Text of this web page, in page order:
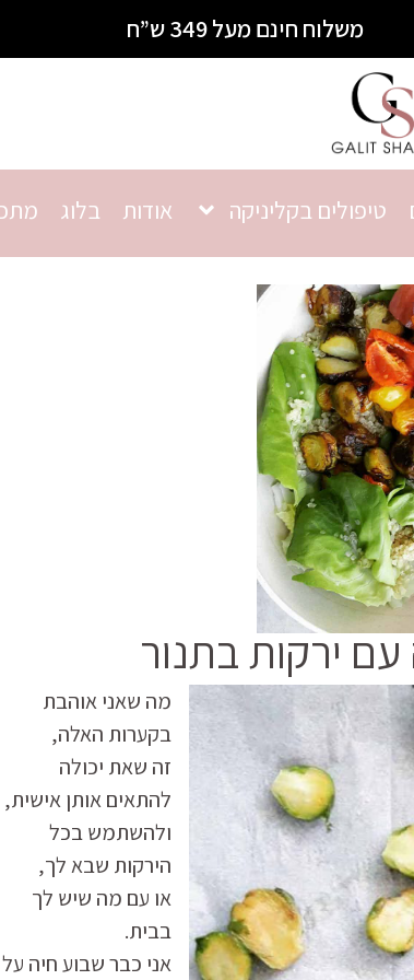
משלוח חינם מעל 349 ש”ח
טיפולים בקליניקה אודות בלוג
ירקות בתנור
מה שאני אוהבת
בקערות האלה,
זה שאת יכולה
להתאים אותן אישית,
ולהשתמש בכל
הירקות שבא לך,
או עם מה שיש לך
בבית.
אני כבר שבוע חיה על